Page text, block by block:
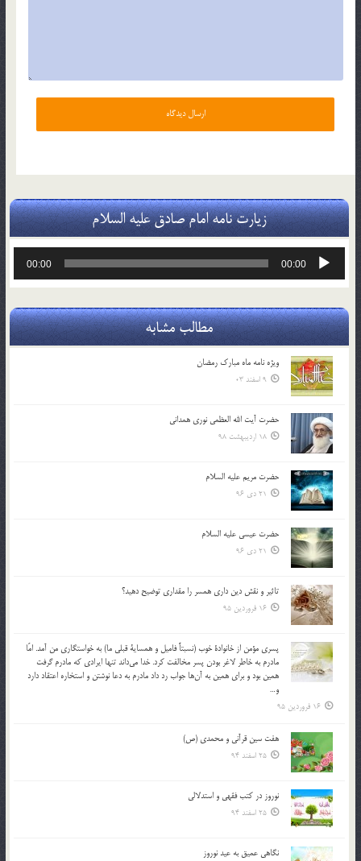
زیارت نامه امام صادق علیه السلام
پخش‌کننده
00:00
00:00
مطالب مشابه
ویژه نامه ماه مبارک رمضان
9 اسفند 03
حضرت آیت الله العظمی نوری همدانی
18 اردیبهشت 98
حضرت مریم علیه السلام
21 دی 96
حضرت عیسی علیه السلام
21 دی 96
تاثير و نقش دين داري همسر را مقداري توضيح دهيد؟
16 فروردین 95
پسري مؤمن از خانوادة خوب (نسبتاً فاميل و همساية قبلي ما) به خواستگاري من آمد. امّا
مادرم به خاطر لاغر بودن پسر مخالفت كرد. خدا مي‌داند تنها ايرادي كه مادرم گرفت
همين بود و براي همين به آن‌ها جواب رد داد مادرم به دعا نوشتن و استخاره اعتقاد دارد
و…
16 فروردین 95
هفت سین قرآنی و محمدی (ص)
25 اسفند 94
نوروز در كتب فقهى و استدلالى‏
25 اسفند 94
نگاهى عميق به عيد نوروز